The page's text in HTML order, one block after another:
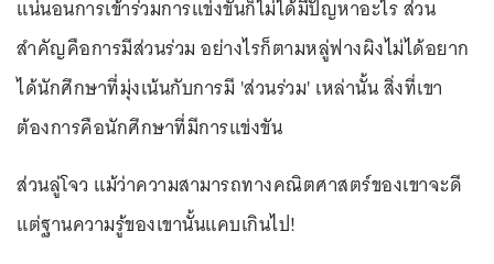
แน่นอนการเข้าร่วมการแข่งขันก็ไม่ได้มีปัญหาอะไร ส่วน
สำคัญคือการมีส่วนร่วม อย่างไรก็ตามหลู่ฟางผิงไม่ได้อยาก
ได้นักศึกษาที่มุ่งเน้นกับการมี 'ส่วนร่วม' เหล่านั้น สิ่งที่เขา
ต้องการคือนักศึกษาที่มีการแข่งขัน
ส่วนลู่โจว แม้ว่าความสามารถทางคณิตศาสตร์ของเขาจะดี
แต่ฐานความรู้ของเขานั้นแคบเกินไป!